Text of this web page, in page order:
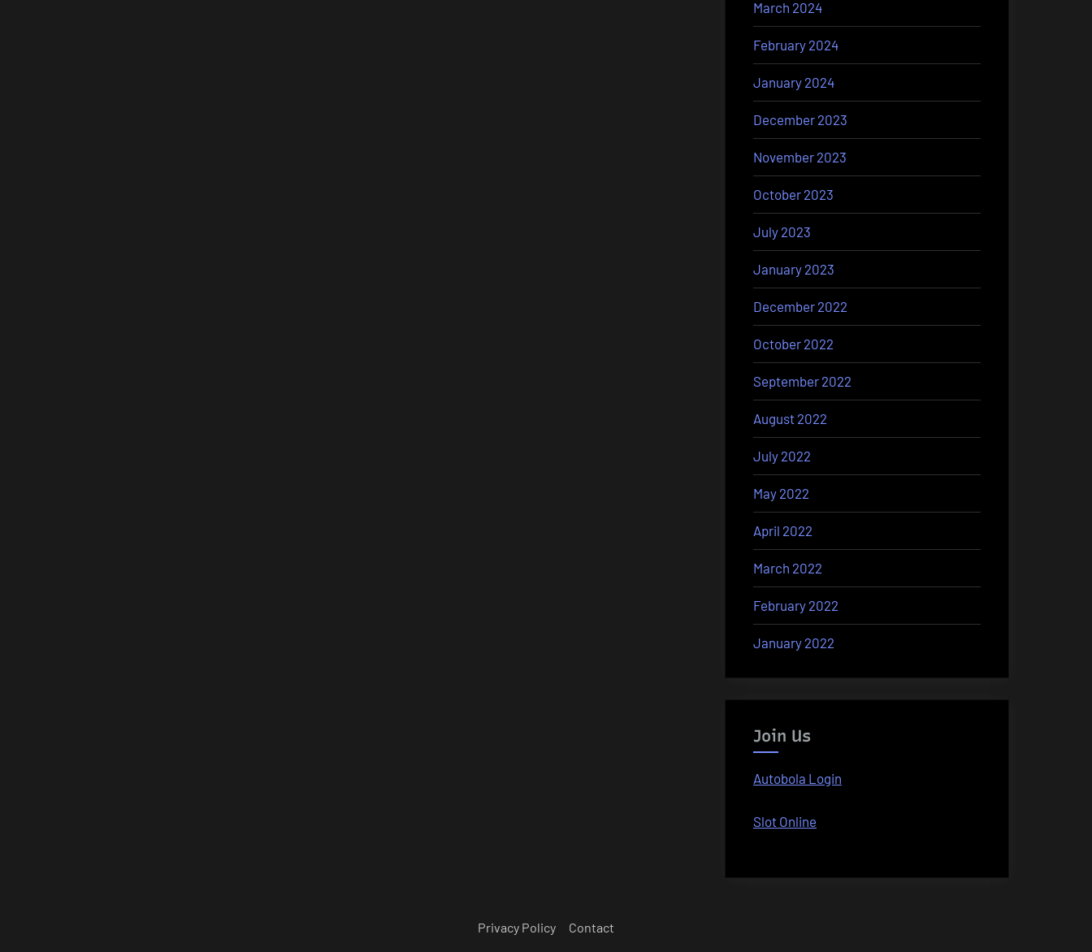
March 2024
February 2024
January 2024
December 2023
November 2023
October 2023
July 2023
January 2023
December 2022
October 2022
September 2022
August 2022
July 2022
May 2022
April 2022
March 2022
February 2022
January 2022
Join Us
Autobola Login
Slot Online
Privacy Policy Contact